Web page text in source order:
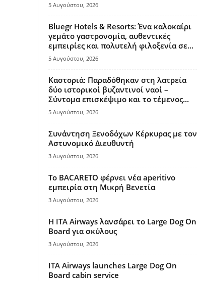
5 Αυγούστου, 2026
Bluegr Hotels & Resorts: Ένα καλοκαίρι
γεμάτο γαστρονομία, αυθεντικές
εμπειρίες και πολυτελή φιλοξενία σε...
5 Αυγούστου, 2026
Καστοριά: Παραδόθηκαν στη λατρεία
δύο ιστορικοί βυζαντινοί ναοί –
Σύντομα επισκέψιμο και το τέμενος...
5 Αυγούστου, 2026
Συνάντηση Ξενοδόχων Κέρκυρας με τον
Αστυνομικό Διευθυντή
3 Αυγούστου, 2026
Το BACARETO φέρνει νέα aperitivo
εμπειρία στη Μικρή Βενετία
3 Αυγούστου, 2026
Η ITA Airways λανσάρει το Large Dog On
Board για σκύλους
3 Αυγούστου, 2026
ITA Airways launches Large Dog On
Board cabin service